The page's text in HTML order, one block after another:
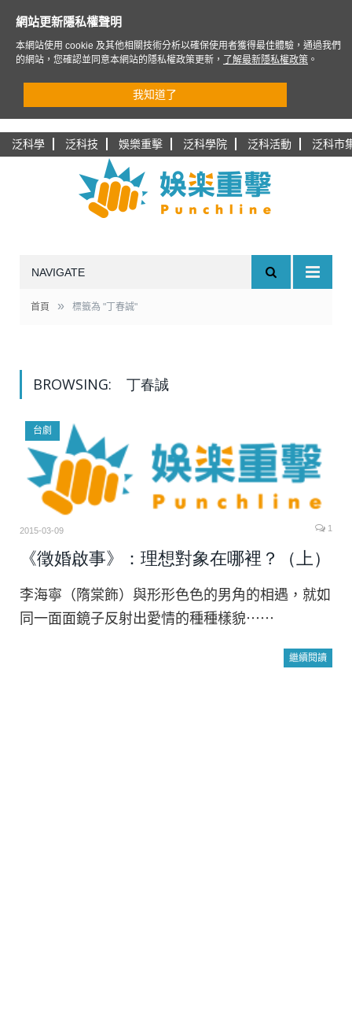
泛科學 泛科技 娛樂重擊 泛科學院 泛科活動 泛科市
NAVIGATE
首頁 » 標籤為 "丁春誠"
BROWSING: 丁春誠
台劇
2015-03-09 1
《徵婚啟事》：理想對象在哪裡？（上）
李海寧（隋棠飾）與形形色色的男角的相遇，就如
同一面面鏡子反射出愛情的種種樣貌⋯⋯
繼續閱讀
網站更新隱私權聲明
本網站使用 cookie 及其他相關技術分析以確保使用者獲得最佳體驗，通過我們
的網站，您確認並同意本網站的隱私權政策更新，
了解最新隱私權政策 。
我知道了